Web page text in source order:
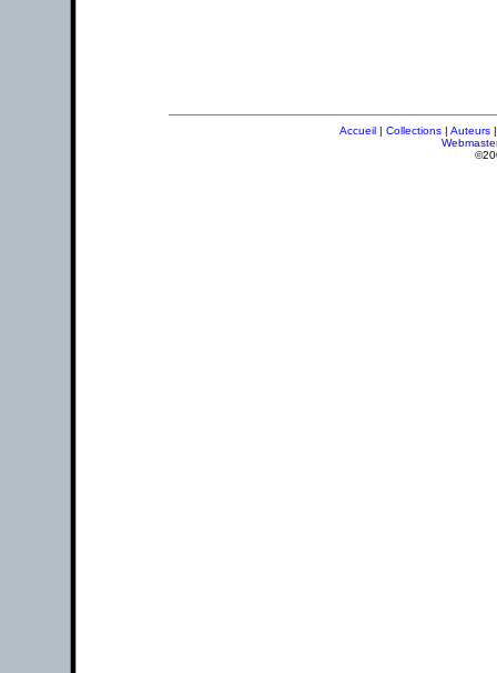
Accueil | Collections | Auteurs